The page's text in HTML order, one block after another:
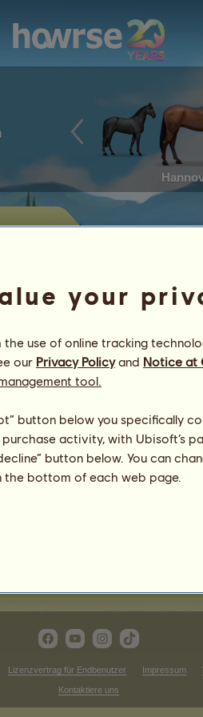
In der
Pferde, die das
Siege beim
Es gibt in
Siege im Cross
Es gibt in
Lizenzvertrag für Endbenutzer Impressum
Kontaktiere uns
your
use of online tracking
our Privacy Policyand Notice at
tool.
button below you specifically
activity, with Ubisoft’s
button below. You can
the bottom of each web page.